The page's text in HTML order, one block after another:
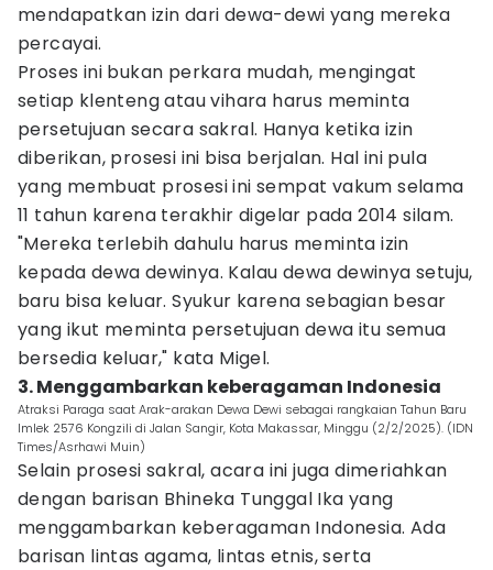
mendapatkan izin dari dewa-dewi yang mereka
percayai.
Proses ini bukan perkara mudah, mengingat
setiap klenteng atau vihara harus meminta
persetujuan secara sakral. Hanya ketika izin
diberikan, prosesi ini bisa berjalan. Hal ini pula
yang membuat prosesi ini sempat vakum selama
11 tahun karena terakhir digelar pada 2014 silam.
"Mereka terlebih dahulu harus meminta izin
kepada dewa dewinya. Kalau dewa dewinya setuju,
baru bisa keluar. Syukur karena sebagian besar
yang ikut meminta persetujuan dewa itu semua
bersedia keluar," kata Migel.
3. Menggambarkan keberagaman Indonesia
Atraksi Paraga saat Arak-arakan Dewa Dewi sebagai rangkaian Tahun Baru
Imlek 2576 Kongzili di Jalan Sangir, Kota Makassar, Minggu (2/2/2025). (IDN
Times/Asrhawi Muin)
Selain prosesi sakral, acara ini juga dimeriahkan
dengan barisan Bhineka Tunggal Ika yang
menggambarkan keberagaman Indonesia. Ada
barisan lintas agama, lintas etnis, serta